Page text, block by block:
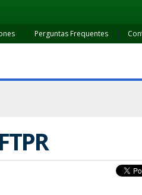
Perguntas Frequentes